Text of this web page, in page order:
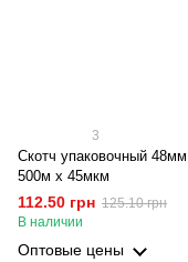
3
Скотч упаковочный
500м х 45мкм
112.50 грн 125.10 грн
В наличии
Оптовые цены